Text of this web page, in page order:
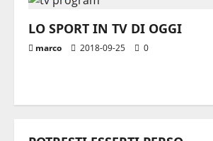
z
i
n
LO SPORT IN TV DI OGGI
marco 2018-09-25 0